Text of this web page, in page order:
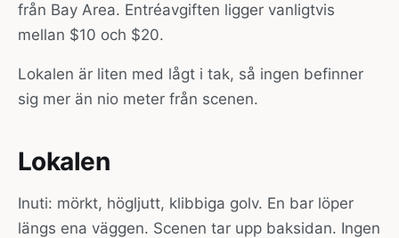
från Bay Area. Entréavgiften ligger vanligtvis
mellan $10 och $20.
Lokalen är liten med lågt i tak, så ingen befinner
sig mer än nio meter från scenen.
Lokalen
Inuti: mörkt, högljutt, klibbiga golv. En bar löper
längs ena väggen. Scenen tar upp baksidan. Ingen